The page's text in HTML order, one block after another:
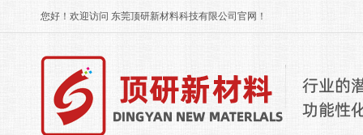
您好！欢迎访问 东莞顶研新材料科技有限公司官网！